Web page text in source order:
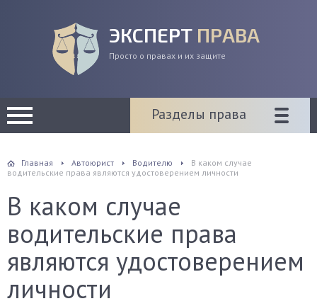
ЭКСПЕРТ ПРАВА
Просто о правах и их защите
Разделы права
Главная Автоюрист Водителю
В каком случае
водительские права являются удостоверением личности
В каком случае
водительские права
являются удостоверением
личности